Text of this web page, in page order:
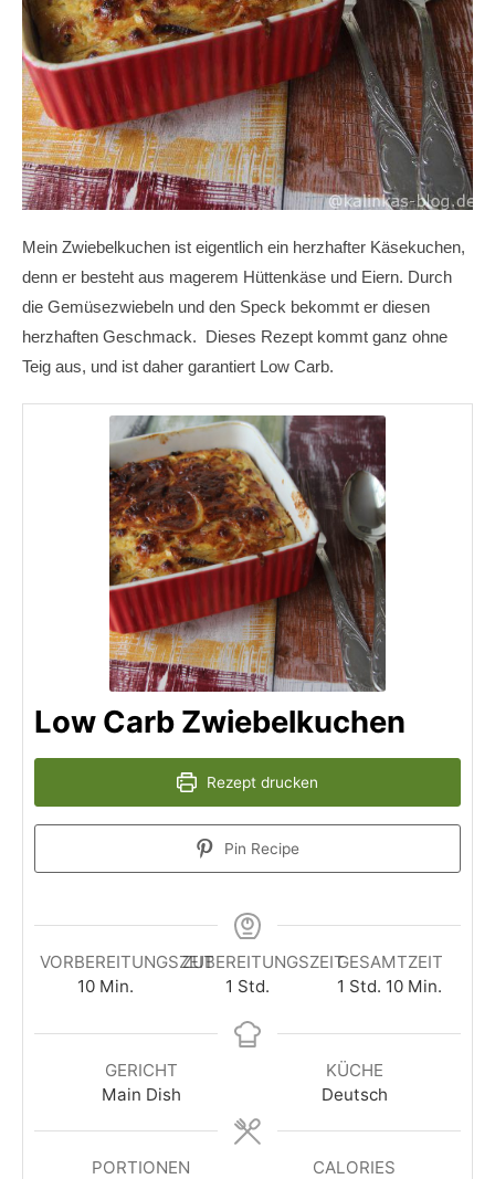
Mein Zwiebelkuchen ist eigentlich ein herzhafter Käsekuchen,
denn er besteht aus magerem Hüttenkäse und Eiern. Durch
die Gemüsezwiebeln und den Speck bekommt er diesen
herzhaften Geschmack. Dieses Rezept kommt ganz ohne
Teig aus, und ist daher garantiert Low Carb.
Low Carb Zwiebelkuchen
Rezept drucken
Pin Recipe
VORBEREITUNGSZEIT
10 Min.
ZUBEREITUNGSZEIT
1 Std.
GESAMTZEIT
1 Std. 10 Min.
GERICHT
Main Dish
KÜCHE
Deutsch
PORTIONEN
CALORIES